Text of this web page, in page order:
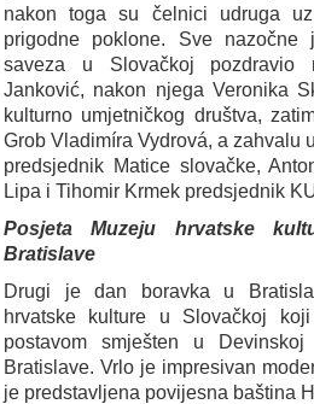
nakon toga su čelnici udruga
prigodne poklone. Sve
saveza u Slovačkoj pozdravio
Janković, nakon njega Veronika
kulturno umjetničkog društva,
Grob Vladimíra Vydrová, a zahvalu
predsjednik Matice slovačke,
Lipa i Tihomir Krmek predsjednik
Posjeta Muzeju hrvatske
Bratislave
Drugi je dan boravka u
hrvatske kulture u Slovačkoj
postavom smješten u
Bratislave. Vrlo je impresivan
je predstavljena povijesna baština